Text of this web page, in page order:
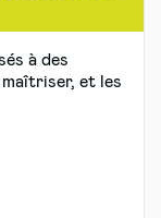
à des
maîtriser, et les